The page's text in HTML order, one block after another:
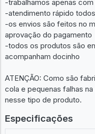
-trabalhamos apenas
-atendimento rápido
-os envios são feitos no
aprovação do pagamento
-todos os produtos são
acompanham docinho
ATENÇÃO: Como são
cola e pequenas falhas
nesse tipo de produto.
Especificações